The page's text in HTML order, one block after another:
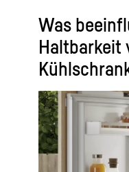
Was
Haltbarkeit